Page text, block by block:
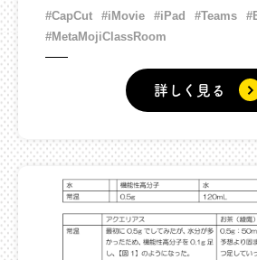
#CapCut #iMovie #iPad #Teams
#MetaMojiClassRoom
詳しく見る